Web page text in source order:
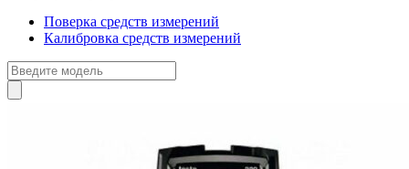
Поверка средств измерений
Калибровка средств измерений